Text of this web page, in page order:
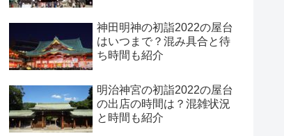
神田明神の初詣2022の屋台
はいつまで？混み具合と待
ち時間も紹介
明治神宮の初詣2022の屋台
の出店の時間は？混雑状況
と時間も紹介